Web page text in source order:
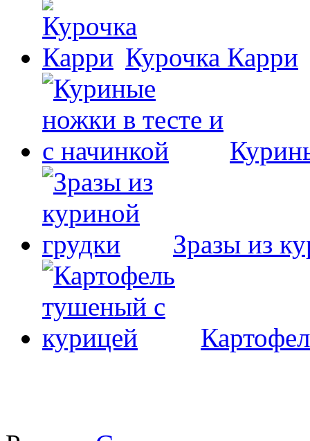
Курочка Карри
Зразы из